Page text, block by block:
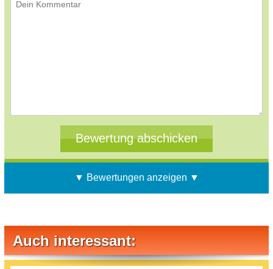
▼ Bewertungen anzeigen ▼
Auch interessant: